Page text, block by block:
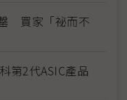
買家「祕而不
第2代ASIC產品